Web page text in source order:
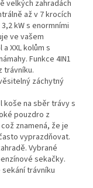
velkých zahradách
až v 7 krocích
kW s enormními
ve vašem
XXL kolům s
Funkce 4IN1
trávníku.
záchytný
koše na sběr trávy s
pouzdro z
znamená, že je
vyprazdňovat.
Vybrané
sekačky.
sekání trávníku